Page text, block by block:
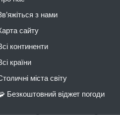
з нами
сайту
континенти
країни
міста світу
Безкоштовний віджет погоди